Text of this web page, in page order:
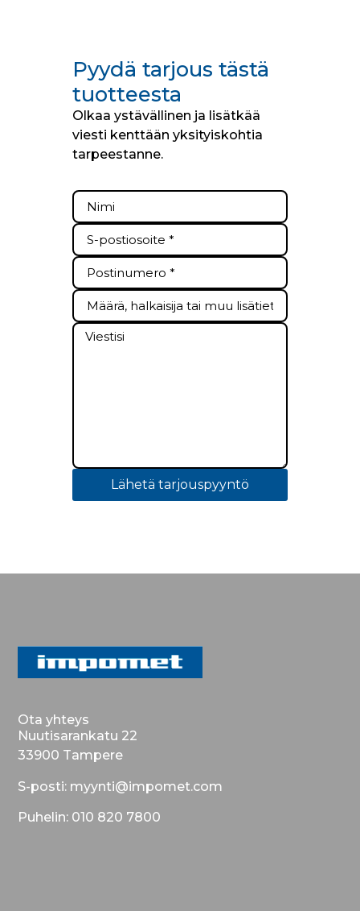
Pyydä tarjous tästä
tuotteesta
Olkaa ystävällinen ja lisätkää
viesti kenttään yksityiskohtia
tarpeestanne.
Lähetä tarjouspyyntö
Ota yhteys
Nuutisarankatu 22
33900 Tampere
S-posti: myynti@impomet.com
Puhelin: 010 820 7800